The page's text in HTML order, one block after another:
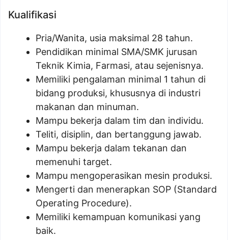
Kualifikasi
Pria/Wanita, usia maksimal 28 tahun.
Pendidikan minimal SMA/SMK jurusan
Teknik Kimia, Farmasi, atau sejenisnya.
Memiliki pengalaman minimal 1 tahun di
bidang produksi, khususnya di industri
makanan dan minuman.
Mampu bekerja dalam tim dan individu.
Teliti, disiplin, dan bertanggung jawab.
Mampu bekerja dalam tekanan dan
memenuhi target.
Mampu mengoperasikan mesin produksi.
Mengerti dan menerapkan SOP (Standard
Operating Procedure).
Memiliki kemampuan komunikasi yang
baik.